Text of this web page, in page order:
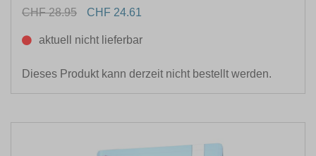
CHF 28.95
CHF 24.61
aktuell nicht lieferbar
Dieses Produkt kann derzeit nicht bestellt werden.